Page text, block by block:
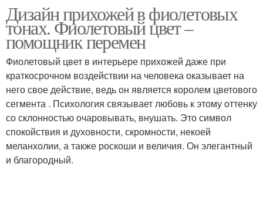
Дизайн прихожей в фиолетовых
тонах. Фиолетовый цвет –
помощник перемен
Фиолетовый цвет в интерьере прихожей даже при
краткосрочном воздействии на человека оказывает на
него свое действие, ведь он является королем цветового
сегмента . Психология связывает любовь к этому оттенку
со склонностью очаровывать, внушать. Это символ
спокойствия и духовности, скромности, некоей
меланхолии, а также роскоши и величия. Он элегантный
и благородный.